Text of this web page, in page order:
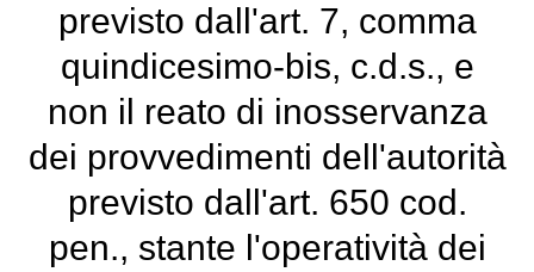
previsto dall'art. 7, comma
quindicesimo-bis, c.d.s., e
non il reato di inosservanza
dei provvedimenti dell'autorità
previsto dall'art. 650 cod.
pen., stante l'operatività dei